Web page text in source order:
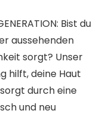
Bist du
aussehenden
sorgt? Unser
hilft, deine Haut
durch eine
und neu